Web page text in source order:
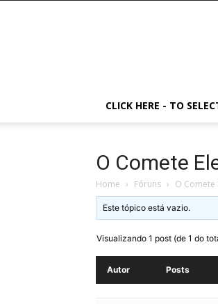
CLICK HERE - TO
O Comete
Home › Fóruns › O Comete
Este tópico está vazio.
Visualizando 1 post (de 1 do
Autor Posts